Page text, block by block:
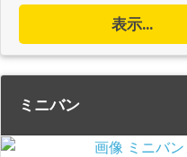
表示...
ミニバン